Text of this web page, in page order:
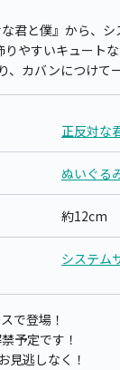
君と僕』から、
やすいキュートな
、カバンにつけて
正反対な
ぬいぐる
約12cm
システム
で登場！
予定です！
見逃しなく！